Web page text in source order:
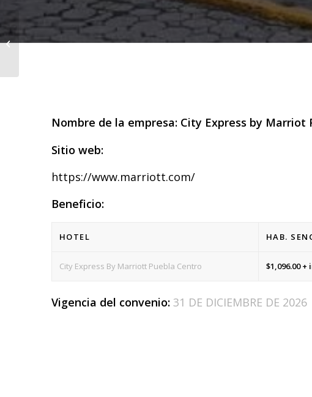
Nombre de la empresa: City Express by Marriot
Sitio web:
https://www.marriott.com/
Beneficio:
HOTEL HAB.
City Express By Marriott Puebla Centro $1,096.00 +
Vigencia del convenio:31 DE DICIEMBRE DE 2026
Hotel Holiday Inn